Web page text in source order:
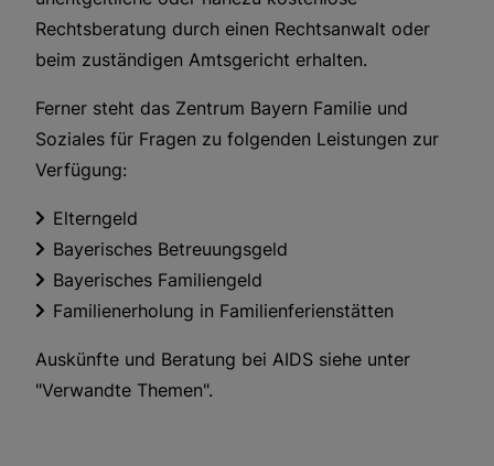
Rechtsberatung durch einen Rechtsanwalt oder
beim zuständigen Amtsgericht erhalten.
Ferner steht das Zentrum Bayern Familie und
Soziales für Fragen zu folgenden Leistungen zur
Verfügung:
Elterngeld
Bayerisches Betreuungsgeld
Bayerisches Familiengeld
Familienerholung in Familienferienstätten
Auskünfte und Beratung bei AIDS siehe unter
"Verwandte Themen".